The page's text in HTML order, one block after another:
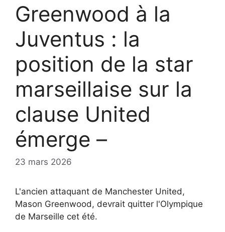
Greenwood à la
Juventus : la
position de la star
marseillaise sur la
clause United
émerge –
23 mars 2026
L'ancien attaquant de Manchester United,
Mason Greenwood, devrait quitter l'Olympique
de Marseille cet été.